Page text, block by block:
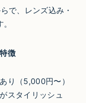
で、レンズ込み・
徴
り（5,000円〜）
スタイリッシュ